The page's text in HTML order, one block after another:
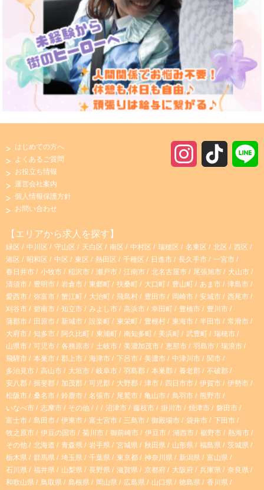
a
g
r
a
m
o
k
はじめての方へ
よくあるご質問
お役立ち情報
運営会社案内
個人情報保護方針
お問い合わせ
【エリアから求人を探す】
緑区 中川区 守山区 天白区 南区 中村区 瑞穂区 名東区 北区
西区
港区
昭和区 中区 東区 熱田区 千種区 日進市 長久手市
一宮市
春日井市
小牧市 稲沢市 瀬戸市 江南市 北名古屋市 尾張旭市
犬山市
清須市
豊明市 岩倉市 東郷町 扶桑町 大口町 豊山町 あま市
津島市
愛西市
弥富市 蟹江町 大治町 飛島村 豊田市 岡崎市 安城市
西尾市
刈谷市
碧南市 知立市 みよし市 高浜市 幸田町 豊橋市
豊川市
蒲郡市
田原市 新城市 設楽町 東栄町 豊根村 東海市 半田市
常滑市
大府市
知多市 阿久比町 東浦町 南知多町 美浜町 武豊町
瑞穂市
山県市
可児市 各務原市 土岐市 美濃加茂市 恵那市 羽島市
瑞浪市
飛騨市
本巣市 郡上市 海津市 下呂市 美濃市 中津川市
関市
多治見市
高山市 大垣市 岐阜市 羽島郡 本巣郡 養老郡
不破郡
安八郡
揖斐郡 加茂郡 可児郡 大野郡 津市 四日市市 伊賀市
伊勢市
松阪市
桑名市 鈴鹿市 名張市 尾鷲市 亀山市 鳥羽市
熊野市
いなべ市
志摩市 その他 沼津市 藤枝市 掛川市 焼津市
磐田市
富士市
島田市 伊東市 富士宮市 三島市 御殿場市 袋井市
下田市
牧之原市
伊豆の国市 菊川市 御前崎市 伊豆市 湖西市 裾野市
熱海市
その他
北海道 青森県 岩手県 宮城県 秋田県 山形県 福島県
茨城県
栃木県
群馬県 埼玉県 千葉県 東京都 神奈川県 新潟県
富山県
石川県
福井県 山梨県 長野県 滋賀県 京都府 大阪府 兵庫県
奈良県
和歌山県
鳥取県 島根県 岡山県 広島県 山口県 徳島県
香川県